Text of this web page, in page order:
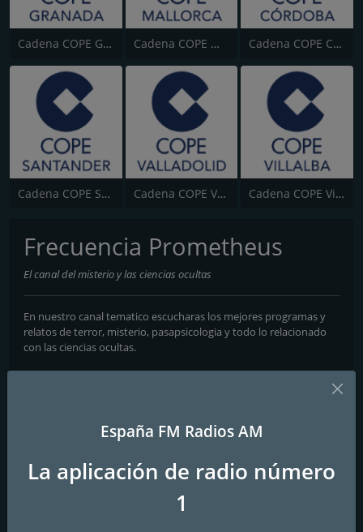
Cadena COPE Granada Cadena COPE Mallorca Cadena COPE Córdoba
Cadena COPE Santander Cadena COPE Valladolid Cadena COPE Villalba
Frecuencia Prometheus
El canal del misterio y las ciencias ocultas
En nuestro canal tematico escucharas los mejores programas y
relatos de terror, misterio, pasapsicologia y todo lo relacionado
con las ciencias ocultas.
Frecuencias FM
Página web:
https://factomania.es
factomaniaweb@gmail.com
España FM Radios AM
La aplicación de radio número
1